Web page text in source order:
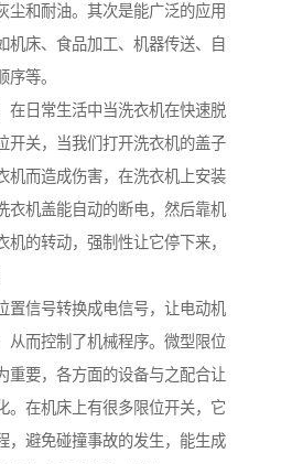
尘和耐油。其次是能广泛的应用
机床、食品加工、机器传送、自
等。
在日常生活中当洗衣机在快速脱
开关，当我们打开洗衣机的盖子
机而造成伤害，在洗衣机上安装
衣机盖能自动的断电，然后靠机
机的转动，强制性让它停下来，
置信号转换成电信号，让电动机
从而控制了机械程序。微型限位
重要，各方面的设备与之配合让
。在机床上有很多限位开关，它
，避免碰撞事故的发生，能生成